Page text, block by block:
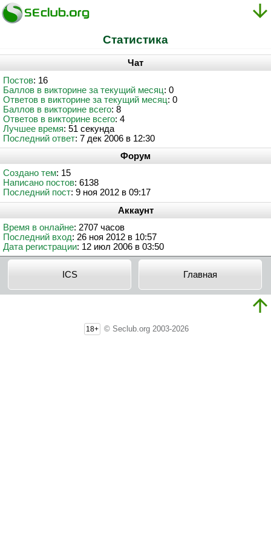
Статистика
Чат
Постов: 16
Баллов в викторине за текущий месяц: 0
Ответов в викторине за текущий месяц: 0
Баллов в викторине всего: 8
Ответов в викторине всего: 4
Лучшее время: 51 секунда
Последний ответ: 7 дек 2006 в 12:30
Форум
Создано тем: 15
Написано постов: 6138
Последний пост: 9 ноя 2012 в 09:17
Аккаунт
Время в онлайне: 2707 часов
Последний вход: 26 ноя 2012 в 10:57
Дата регистрации: 12 июл 2006 в 03:50
ICS Главная
18+ © Seclub.org 2003-2026